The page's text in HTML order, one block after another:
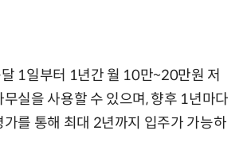
1일부터 1년간 월 10만~20만원 저
실을 사용할 수 있으며, 향후 1년마다
가를 통해 최대 2년까지 입주가 가능하